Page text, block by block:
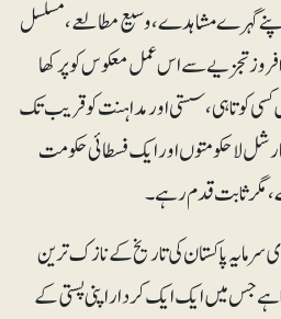
گہرے مشاہدے ، وسیع مطالعے ، مسلسل
افروز تجزیے سے اس عمل معکوس کو پرکھا
کسی کوتاہی ،سستی اور مداہنت کو قریب تک
لا حکومتوں اور ایک فسطائی حکومت
ثابت قدم رہے۔
سرمایہ پاکستان کی تاریخ کے نازک ترین
ہے جس میں ایک ایک کردار اپنی پستی کے